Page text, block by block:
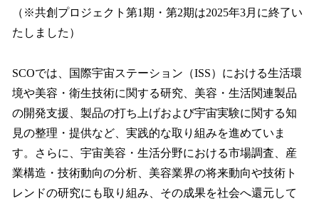
（※共創プロジェクト第1期・第2期は2025年3月に終了い
たしました）
SCOでは、国際宇宙ステーション（ISS）における生活環
境や美容・衛生技術に関する研究、美容・生活関連製品
の開発支援、製品の打ち上げおよび宇宙実験に関する知
見の整理・提供など、実践的な取り組みを進めていま
す。さらに、宇宙美容・生活分野における市場調査、産
業構造・技術動向の分析、美容業界の将来動向や技術ト
レンドの研究にも取り組み、その成果を社会へ還元して